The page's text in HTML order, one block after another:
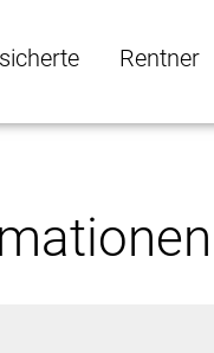
öffnen
Rentner